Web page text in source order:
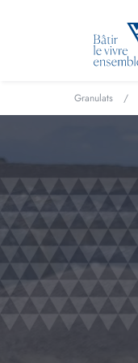
Granulats /